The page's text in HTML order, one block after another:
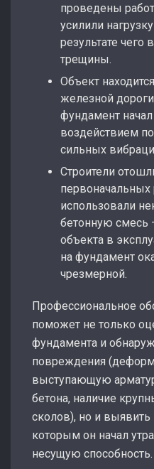
проведены
усилили
результате чего
трещины.
Объект
железной
фундамент
воздействием
сильных
Строители
первоначальных
использовали
бетонную смесь
объекта в
на фундамент
чрезмерной.
Профессиональное
поможет не только
фундамента и
повреждения
выступающую
бетона, наличие
сколов), но и выявить
которым он начал
несущую способность.